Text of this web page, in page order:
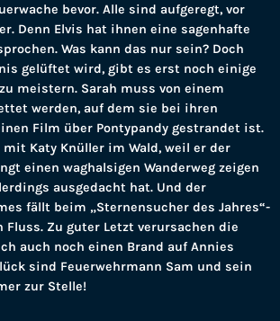
bevor. Alle sind aufgeregt, vor
Denn Elvis hat ihnen eine sagenhafte
Was kann das nur sein? Doch
gelüftet wird, gibt es erst noch einige
meistern. Sarah muss von einem
werden, auf dem sie bei ihren
Film über Pontypandy gestrandet ist.
Katy Knüller im Wald, weil er der
einen waghalsigen Wanderweg zeigen
ausgedacht hat. Und der
fällt beim „Sternensucher des Jahres“-
Fluss. Zu guter Letzt verursachen die
auch noch einen Brand auf Annies
sind Feuerwehrmann Sam und sein
zur Stelle!